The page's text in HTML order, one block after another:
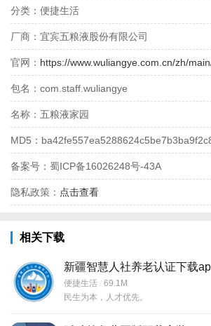
分类： 便捷生活
厂商： 宜宾五粮液股份有限公司
官网： https://www.wuliangye.com.cn/zh/
包名： com.staff.wuliangye
名称： 五粮液家园
MD5：
备案号： 蜀ICP备16026248号-43A
隐私政策： 点击查看
相关下载
新疆智慧人社养老认证下载
便捷生活
69.1M
民生为本，人才优先。